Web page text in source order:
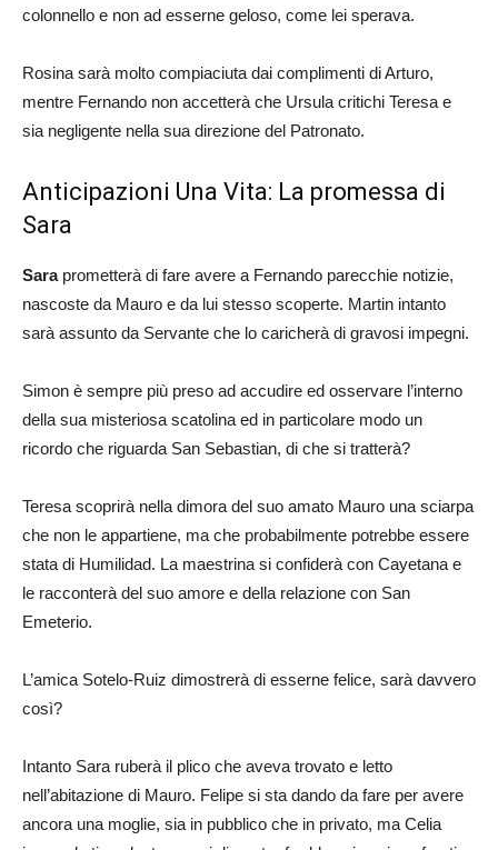
colonnello e non ad esserne geloso, come lei sperava.
Rosina sarà molto compiaciuta dai complimenti di Arturo,
mentre Fernando non accetterà che Ursula critichi Teresa e
sia negligente nella sua direzione del Patronato.
Anticipazioni Una Vita: La promessa di
Sara
Saraprometterà di fare avere a Fernando parecchie notizie,
nascoste da Mauro e da lui stesso scoperte. Martin intanto
sarà assunto da Servante che lo caricherà di gravosi impegni.
Simon è sempre più preso ad accudire ed osservare l’interno
della sua misteriosa scatolina ed in particolare modo un
ricordo che riguarda San Sebastian, di che si tratterà?
Teresa scoprirà nella dimora del suo amato Mauro una sciarpa
che non le appartiene, ma che probabilmente potrebbe essere
stata di Humilidad. La maestrina si confiderà con Cayetana e
le racconterà del suo amore e della relazione con San
Emeterio.
L’amica Sotelo-Ruiz dimostrerà di esserne felice, sarà davvero
così?
Intanto Sara ruberà il plico che aveva trovato e letto
nell’abitazione di Mauro. Felipe si sta dando da fare per avere
ancora una moglie, sia in pubblico che in privato, ma Celia